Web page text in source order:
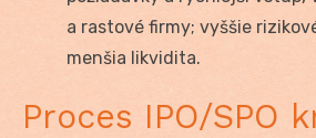
a rastové firmy; vyššie
menšia likvidita.
Proces IPO/SPO